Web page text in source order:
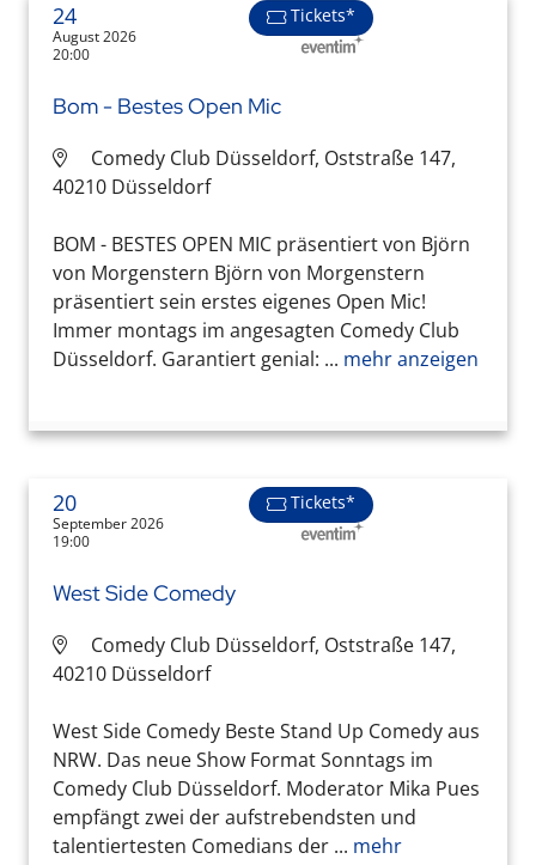
24
August 2026
20:00
Tickets*
Bom - Bestes Open Mic
Comedy Club Düsseldorf, Oststraße 147,
40210 Düsseldorf
BOM - BESTES OPEN MIC präsentiert von Björn
von Morgenstern Björn von Morgenstern
präsentiert sein erstes eigenes Open Mic!
Immer montags im angesagten Comedy Club
Düsseldorf. Garantiert genial: ... mehr anzeigen
20
September 2026
19:00
Tickets*
West Side Comedy
Comedy Club Düsseldorf, Oststraße 147,
40210 Düsseldorf
West Side Comedy Beste Stand Up Comedy aus
NRW. Das neue Show Format Sonntags im
Comedy Club Düsseldorf. Moderator Mika Pues
empfängt zwei der aufstrebendsten und
talentiertesten Comedians der ... mehr